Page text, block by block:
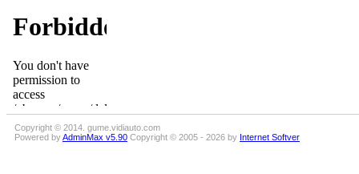
Copyright © 2014. gume.vidiauto.com
Powered byAdminMax v5.90 Copyright © 2005 - 2026 by Internet Softver